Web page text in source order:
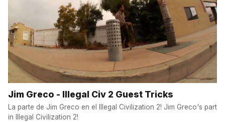
Jim Greco - Illegal Civ 2 Guest Tricks
La parte de Jim Greco en el Illegal Civilization 2! Jim Greco's part
in Illegal Civilization 2!